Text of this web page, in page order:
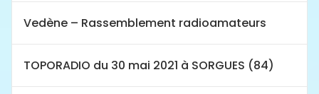
Vedène – Rassemblement radioamateurs
TOPORADIO du 30 mai 2021 à SORGUES (84)